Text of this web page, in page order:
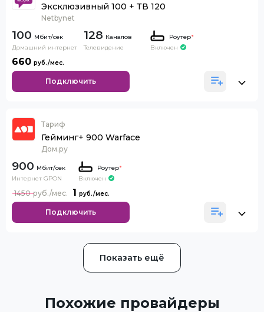
Эксклюзивный 100 + ТВ 120
Netbynet
100
Домашний интернет
128 Каналов
Телевидение
Роутер*
Включен
660
Подключить
Тариф
Гейминг+ 900 Warface
Дом.ру
900
Интернет GPON
Роутер*
Включен
1
1450
Подключить
Показать ещё
Похожие провайдеры